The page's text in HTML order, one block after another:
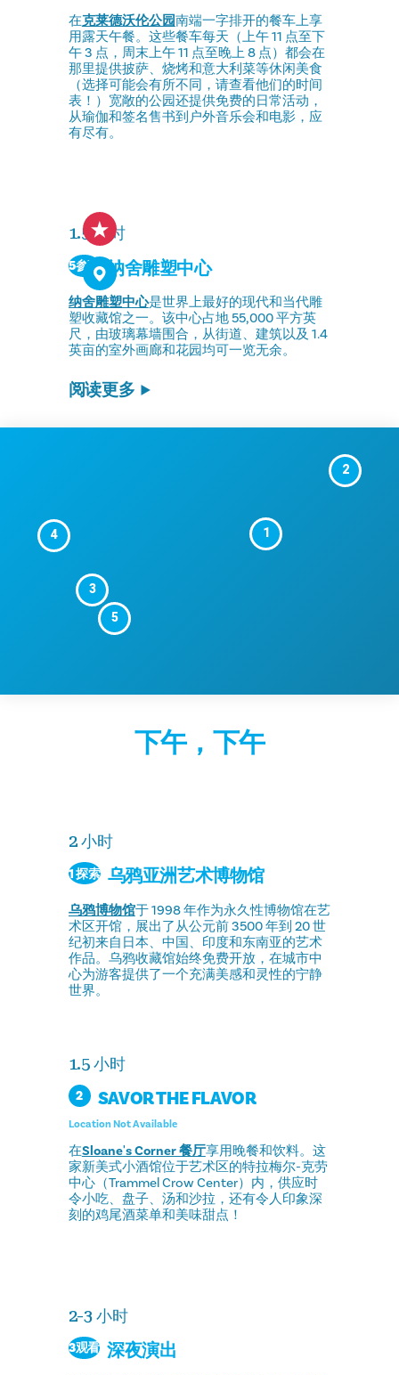
在克莱德沃伦公园南端一字排开的餐车上享
用露天午餐。这些餐车每天（上午 11 点至下
午 3 点，周末上午 11 点至晚上 8 点）都会在
那里提供披萨、烧烤和意大利菜等休闲美食
（选择可能会有所不同，请查看他们的时间
表！）宽敞的公园还提供免费的日常活动，
从瑜伽和签名售书到户外音乐会和电影，应
有尽有。
1.5 小时
5参观 纳舍雕塑中心
纳舍雕塑中心是世界上最好的现代和当代雕
塑收藏馆之一。该中心占地 55,000 平方英
尺，由玻璃幕墙围合，从街道、建筑以及 1.4
英亩的室外画廊和花园均可一览无余。
阅读更多
1
2
3
4
5
下午，下午
2 小时
1 探索 乌鸦亚洲艺术博物馆
乌鸦博物馆于 1998 年作为永久性博物馆在艺
术区开馆，展出了从公元前 3500 年到 20 世
纪初来自日本、中国、印度和东南亚的艺术
作品。乌鸦收藏馆始终免费开放，在城市中
心为游客提供了一个充满美感和灵性的宁静
世界。
1.5 小时
2 SAVOR THE FLAVOR
Location Not Available
在Sloane's Corner 餐厅享用晚餐和饮料。这
家新美式小酒馆位于艺术区的特拉梅尔-克劳
中心（Trammel Crow Center）内，供应时
令小吃、盘子、汤和沙拉，还有令人印象深
刻的鸡尾酒菜单和美味甜点！
2-3 小时
3观看 深夜演出